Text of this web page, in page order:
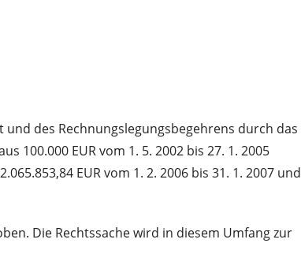
des Rechnungslegungsbegehrens durch das
100.000 EUR vom 1. 5. 2002 bis 27. 1. 2005
EUR vom 1. 2. 2006 bis 31. 1. 2007 und
Die Rechtssache wird in diesem Umfang zur